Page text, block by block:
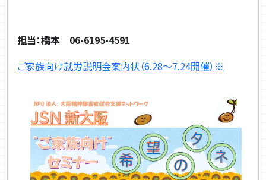
担当：橋本 06-6195-4591
ご家族向け就労説明会案内状（6.28～7.24開催）※